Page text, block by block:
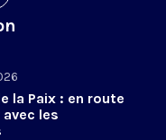
la Paix : en route
avec les